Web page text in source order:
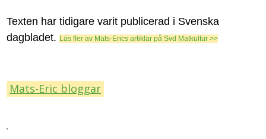
Texten har tidigare varit publicerad i Svenska
dagbladet.Läs fler av Mats-Erics artiklar på Svd Matkultur >>
Mats-Eric bloggar